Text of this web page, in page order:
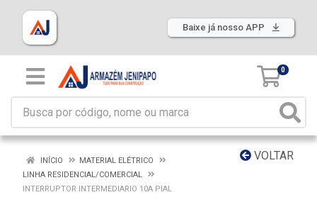
Baixe já nosso APP
0
VOLTAR
INÍCIO
MATERIAL ELÉTRICO
LINHA RESIDENCIAL/COMERCIAL
INTERRUPTOR INTERMEDIARIO 10A PIAL